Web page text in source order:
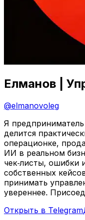
Елманов |
@elmanovoleg
Я
делится
операционке,
ИИ в реальном
чек‑листы,
собственных
принимать
увереннее.
Открыть в Telegram